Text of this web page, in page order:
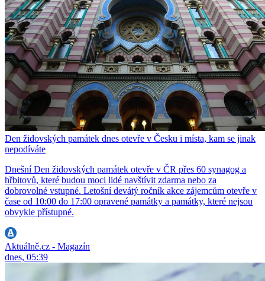
Den židovských památek dnes otevře v Česku i místa, kam se jinak
nepodíváte
Dnešní Den židovských památek otevře v ČR přes 60 synagog a
hřbitovů, které budou moci lidé navštívit zdarma nebo za
dobrovolné vstupné. Letošní devátý ročník akce zájemcům otevře v
čase od 10:00 do 17:00 opravené památky a památky, které nejsou
obvykle přístupné.
Aktuálně.cz - Magazín
dnes, 05:39